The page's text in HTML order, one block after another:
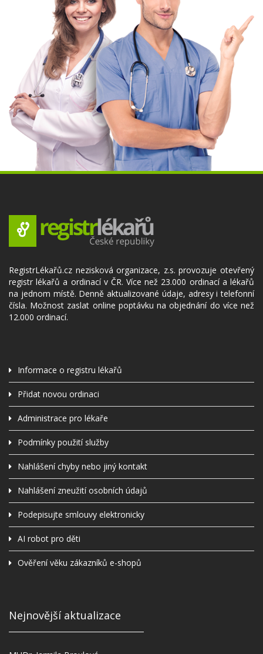
RegistrLékařů.cz nezisková organizace, z.s. provozuje otevřený
registr lékařů a ordinací v ČR. Více než 23.000 ordinací a lékařů
na jednom místě. Denně aktualizované údaje, adresy i telefonní
čísla. Možnost zaslat online poptávku na objednání do více než
12.000 ordinací.
Informace o registru lékařů
Přidat novou ordinaci
Administrace pro lékaře
Podmínky použití služby
Nahlášení chyby nebo jiný kontakt
Nahlášení zneužití osobních údajů
Podepisujte smlouvy elektronicky
AI robot pro děti
Ověření věku zákazníků e-shopů
Nejnovější aktualizace